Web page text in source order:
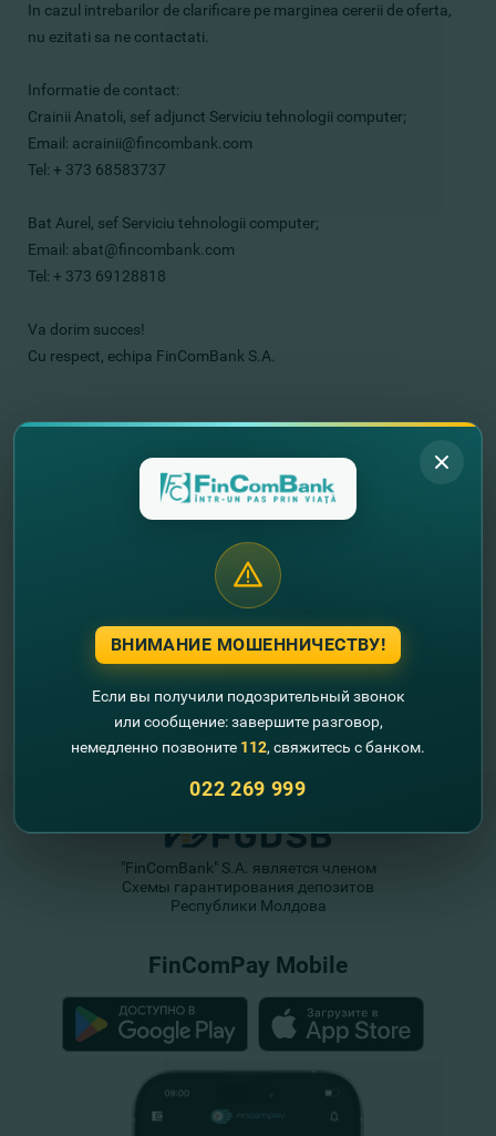
In cazul intrebarilor de clarificare pe marginea cererii de oferta,
nu ezitati sa ne contactati.
Informatie de contact:
Crainii Anatoli, sef adjunct Serviciu tehnologii computer;
Email: acrainii@fincombank.com
Tel: + 373 68583737
Bat Aurel, sef Serviciu tehnologii computer;
Email: abat@fincombank.com
Tel: + 373 69128818
Va dorim succes!
Cu respect, echipa FinComBank S.A.
Другие новости
"FinComBank" S.A. является членом
Схемы гарантирования депозитов
Республики Молдова
FinComPay Mobile
ВНИМАНИЕ МОШЕННИЧЕСТВУ!
Если вы получили подозрительный звонок
или сообщение: завершите разговор,
немедленно позвоните 112, свяжитесь с банком.
022 269 999